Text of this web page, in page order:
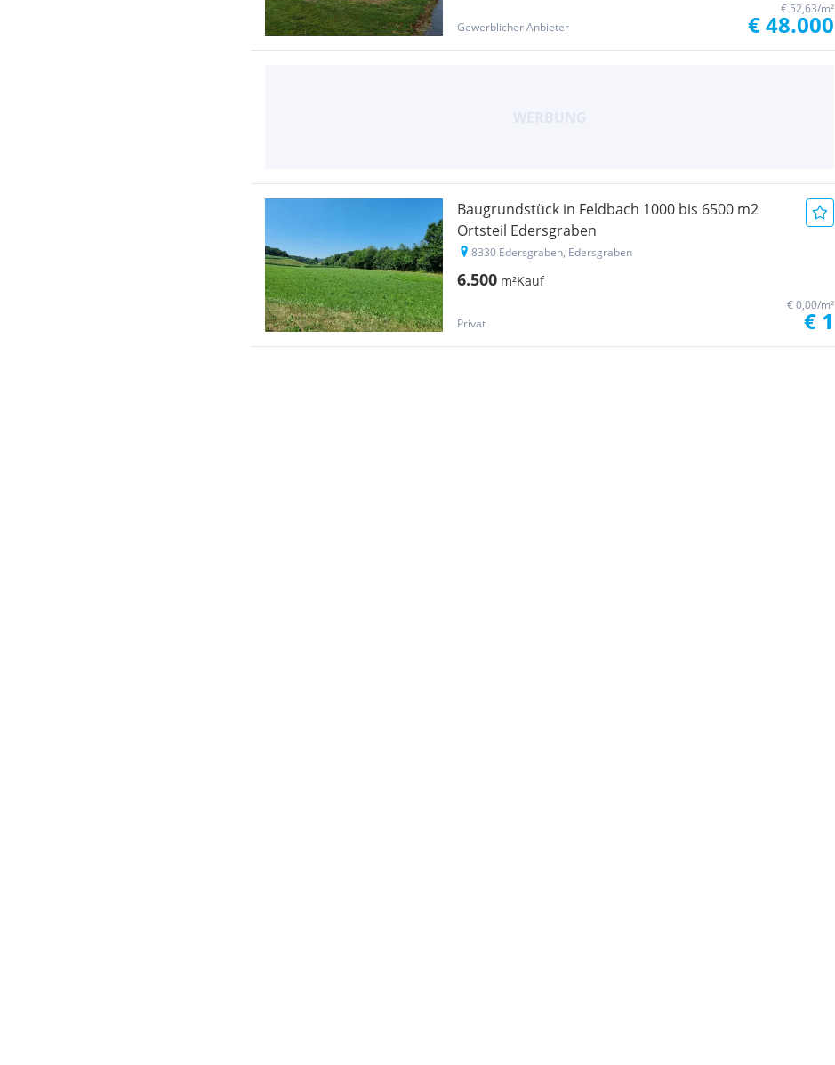
Gewerblicher Anbieter
€ 52,63/m²
€ 48.000
Baugrundstück in Feldbach 1000 bis 6500 m2
Ortsteil Edersgraben
8330 Edersgraben, Edersgraben
6.500 m²Kauf
Privat
€ 0,00/m²
€ 1